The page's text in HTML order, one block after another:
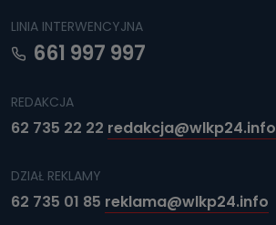
LINIA INTERWENCYJNA
661 997 997
REDAKCJA
62 735 22 22 redakcja@wlkp24.info
DZIAŁ REKLAMY
62 735 01 85 reklama@wlkp24.info